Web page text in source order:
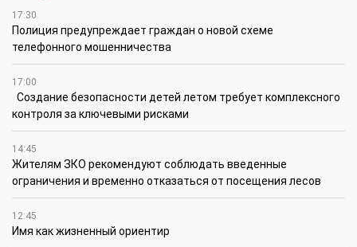
17:30
Полиция предупреждает граждан о новой схеме
телефонного мошенничества
17:00
Создание безопасности детей летом требует комплексного
контроля за ключевыми рисками
14:45
Жителям ЗКО рекомендуют соблюдать введенные
ограничения и временно отказаться от посещения лесов
12:45
Имя как жизненный ориентир